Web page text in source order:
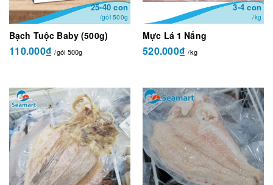
25-40 con
/gói 500g
Bạch Tuộc Baby (500g)
110.000₫/gói 500g
3-4 con
/kg
Mực Lá 1 Nắng
520.000₫/kg